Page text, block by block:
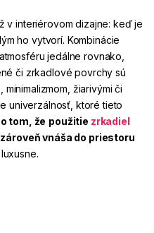
v interiérovom dizajne: keď je
ho vytvorí. Kombinácie
jedálne rovnako,
či zrkadlové povrchy sú
žiarivými či
univerzálnosť, ktoré tieto
tom, že použitie zrkadiel
vnáša do priestoru